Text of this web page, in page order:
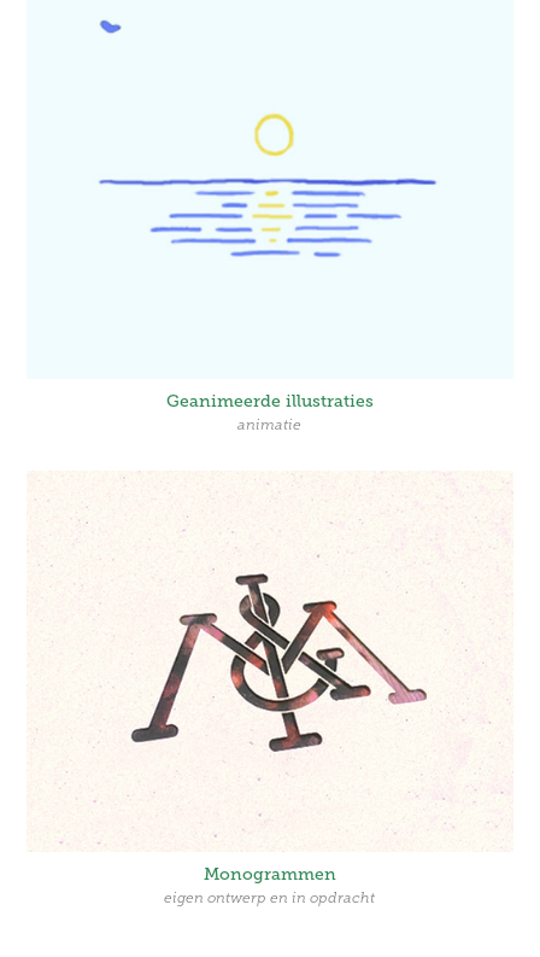
Geanimeerde illustraties
animatie
Monogrammen
eigen ontwerp en in opdracht